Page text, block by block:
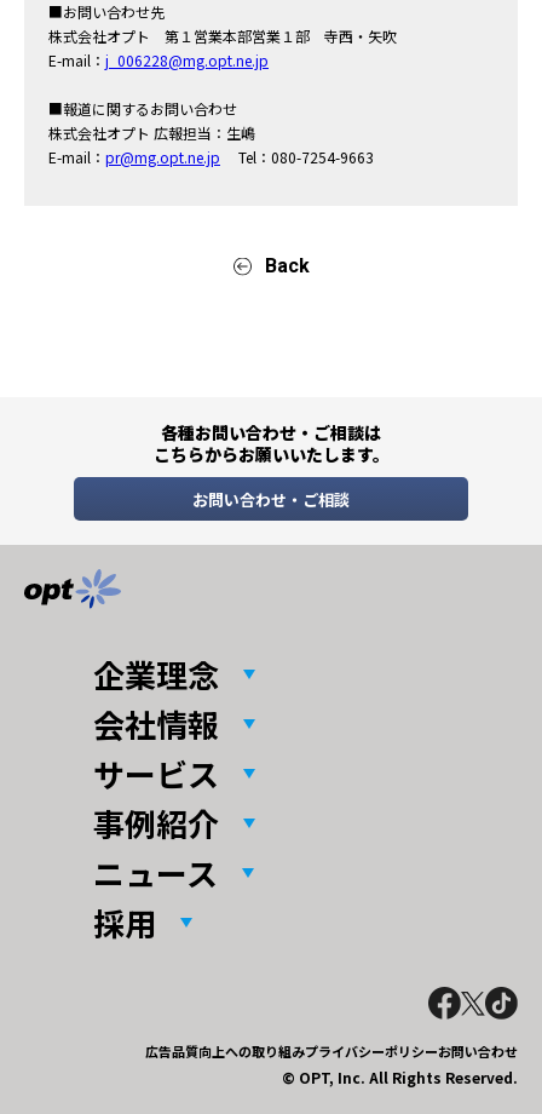
■お問い合わせ先
株式会社オプト 第１営業本部営業１部 寺西・矢吹
E-mail： j_006228@mg.opt.ne.jp
■報道に関するお問い合わせ
株式会社オプト 広報担当：生嶋
E-mail： pr@mg.opt.ne.jp Tel：080-7254-9663
Back
各種お問い合わせ・ご相談は
こちらからお願いいたします。
お問い合わせ・ご相談
企業理念
会社情報
サービス
事例紹介
ニュース
採用
広告品質向上への取り組みプライバシーポリシーお問い合わせ
© OPT, Inc. All Rights Reserved.